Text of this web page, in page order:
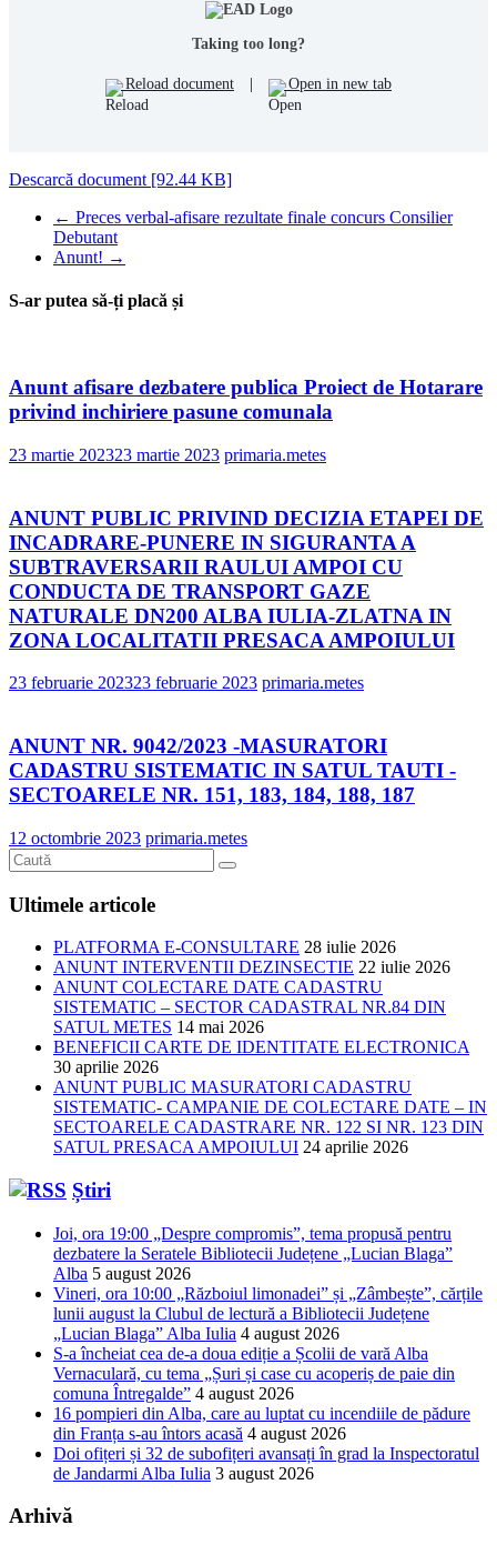
Taking too long?
Reload document Open in new tab
Descarcă document [92.44 KB]
← Preces verbal-afisare rezultate finale concurs Consilier
Debutant
Anunt! →
S-ar putea să-ți placă și
Anunt afisare dezbatere publica Proiect de Hotarare
privind inchiriere pasune comunala
23 martie 202323 martie 2023 primaria.metes
ANUNT PUBLIC PRIVIND DECIZIA ETAPEI DE
INCADRARE-PUNERE IN SIGURANTA A
SUBTRAVERSARII RAULUI AMPOI CU
CONDUCTA DE TRANSPORT GAZE
NATURALE DN200 ALBA IULIA-ZLATNA IN
ZONA LOCALITATII PRESACA AMPOIULUI
23 februarie 202323 februarie 2023 primaria.metes
ANUNT NR. 9042/2023 -MASURATORI
CADASTRU SISTEMATIC IN SATUL TAUTI -
SECTOARELE NR. 151, 183, 184, 188, 187
12 octombrie 2023 primaria.metes
Ultimele articole
PLATFORMA E-CONSULTARE 28 iulie 2026
ANUNT INTERVENTII DEZINSECTIE 22 iulie 2026
ANUNT COLECTARE DATE CADASTRU
SISTEMATIC – SECTOR CADASTRAL NR.84 DIN
SATUL METES 14 mai 2026
BENEFICII CARTE DE IDENTITATE ELECTRONICA
30 aprilie 2026
ANUNT PUBLIC MASURATORI CADASTRU
SISTEMATIC- CAMPANIE DE COLECTARE DATE – IN
SECTOARELE CADASTRARE NR. 122 SI NR. 123 DIN
SATUL PRESACA AMPOIULUI 24 aprilie 2026
Știri
Joi, ora 19:00 „Despre compromis”, tema propusă pentru
dezbatere la Seratele Bibliotecii Județene „Lucian Blaga”
Alba 5 august 2026
Vineri, ora 10:00 „Războiul limonadei” și „Zâmbește”, cărțile
lunii august la Clubul de lectură a Bibliotecii Județene
„Lucian Blaga” Alba Iulia 4 august 2026
S-a încheiat cea de-a doua ediție a Școlii de vară Alba
Vernaculară, cu tema „Șuri și case cu acoperiș de paie din
comuna Întregalde” 4 august 2026
16 pompieri din Alba, care au luptat cu incendiile de pădure
din Franța s-au întors acasă 4 august 2026
Doi ofițeri și 32 de subofițeri avansați în grad la Inspectoratul
de Jandarmi Alba Iulia 3 august 2026
Arhivă